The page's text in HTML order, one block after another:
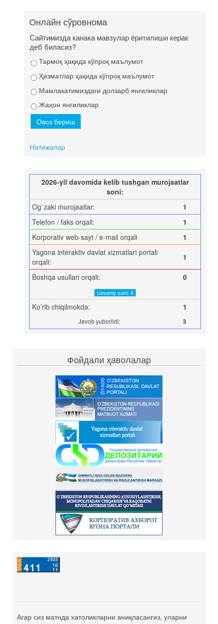
Онлайн сўровнома
Сайтимизда канака мавзулар ёритилиши керак
деб биласиз?
Тармоқ ҳақида кўпроқ маълумот
Ҳизматлар ҳақида кўпроқ маълумот
Мамлакатимиздаги долзарб янгиликлар
Жаҳон янгиликлар
Натижалар
2026-yil davomida kelib tushgan murojaatlar
soni:
Og`zaki murojaatlar:
1
Telefon / faks orqali:
1
Korporativ web-sayt / e-mail orqali
1
Yagona interaktiv davlat xizmatlari portali
orqali:
1
Boshqa usullari orqali: 0
Umumiy soni: 4
Ko’rib chiqilmokda: 1
Javob yuborildi: 3
Фойдали ҳаволалар
Агар сиз матнда хатоликларни аниқласангиз, уларни